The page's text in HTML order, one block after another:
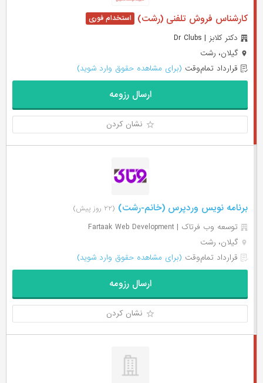
کارشناس فروش تلفنی (رشت)
دکتر کلابز | Dr Clubs
گیلان، رشت
قرارداد تمام‌وقت (برای مشاهده حقوق وارد شوید)
ارسال رزومه
نشان کردن
برنامه نویس وردپرس (خانم-رشت) (۲۲ روز پیش)
توسعه وب فرتاک | Fartaak Web Development
گیلان، رشت
قرارداد تمام‌وقت (برای مشاهده حقوق وارد شوید)
ارسال رزومه
نشان کردن